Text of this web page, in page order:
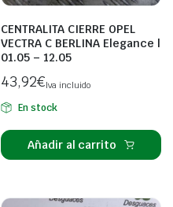
CENTRALITA CIERRE OPEL
VECTRA C BERLINA Elegance |
01.05 – 12.05
43,92€Iva incluido
En stock
Añadir al carrito